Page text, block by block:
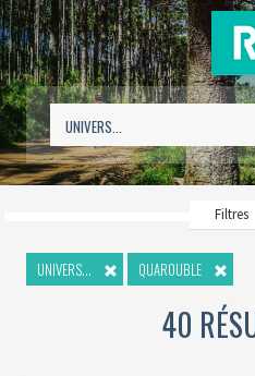
Filtres
UNIVERS... QUAROUBLE
40